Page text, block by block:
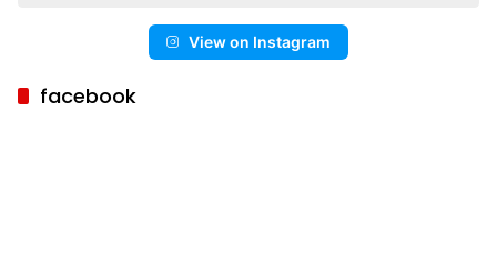
View on Instagram
facebook